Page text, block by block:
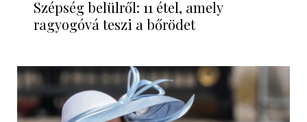
Szépség belülről: 11 étel, amely
ragyogóvá teszi a bőrödet